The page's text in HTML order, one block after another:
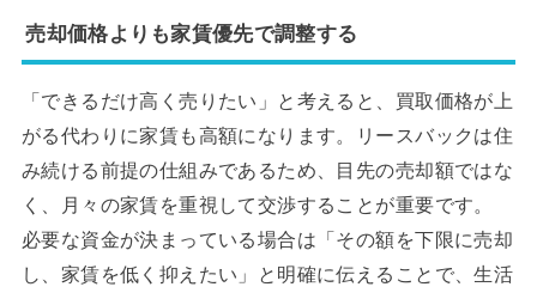
売却価格よりも家賃優先で調整する
「できるだけ高く売りたい」と考えると、買取価格が上
がる代わりに家賃も高額になります。リースバックは住
み続ける前提の仕組みであるため、目先の売却額ではな
く、月々の家賃を重視して交渉することが重要です。
必要な資金が決まっている場合は「その額を下限に売却
し、家賃を低く抑えたい」と明確に伝えることで、生活